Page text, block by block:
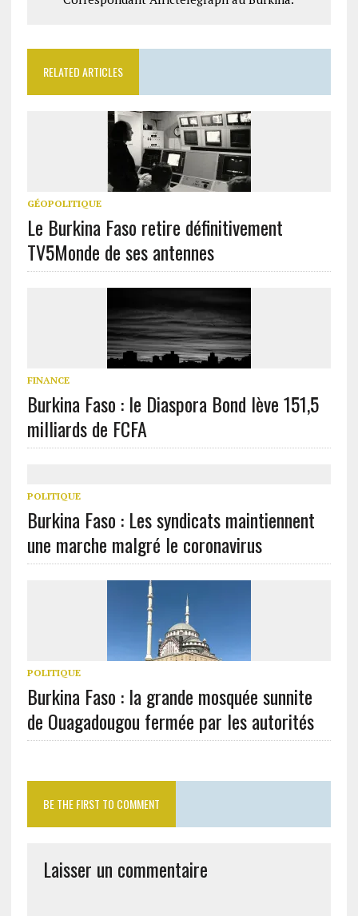
RELATED ARTICLES
GÉOPOLITIQUE
Le Burkina Faso retire définitivement
TV5Monde de ses antennes
FINANCE
Burkina Faso : le Diaspora Bond lève 151,5
milliards de FCFA
POLITIQUE
Burkina Faso : Les syndicats maintiennent
une marche malgré le coronavirus
POLITIQUE
Burkina Faso : la grande mosquée sunnite
de Ouagadougou fermée par les autorités
BE THE FIRST TO COMMENT
Laisser un commentaire